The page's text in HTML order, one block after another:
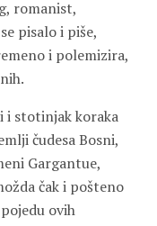
romanist,
pisalo i piše,
i polemizira,
i stotinjak koraka
čudesa Bosni,
Gargantue,
čak i pošteno
ovih